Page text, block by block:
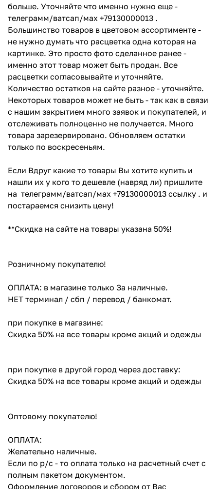
больше. Уточняйте что именно нужно еще -
телеграмм/ватсап/мах +79130000013 .
Большинство товаров в цветовом ассортименте -
не нужно думать что расцветка одна которая на
картинке. Это просто фото сделанное ранее -
именно этот товар может быть продан. Все
расцветки согласовывайте и уточняйте.
Количество остатков на сайте разное - уточняйте.
Некоторых товаров может не быть - так как в связи
с нашим закрытием много заявок и покупателей, и
отслеживать полноценно не получается. Много
товара зарезервировано. Обновляем остатки
только по воскресеньям.
Если Вдруг какие то товары Вы хотите купить и
нашли их у кого то дешевле (навряд ли) пришлите
на телеграмм/ватсап/мах +79130000013 ссылку . и
постараемся снизить цену!
**Скидка на сайте на товары указана 50%!
Розничному покупателю!
ОПЛАТА: в магазине только За наличные.
НЕТ терминал / сбп / перевод / банкомат.
при покупке в магазине:
Скидка 50% на все товары кроме акций и одежды
при покупке в другой город через доставку:
Скидка 50% на все товары кроме акций и одежды
Оптовому покупателю!
ОПЛАТА:
Желательно наличные.
Если по р/с - то оплата только на расчетный счет с
полным пакетом документом.
Оформление договоров и сбором от Вас